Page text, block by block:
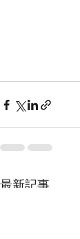
最新記事